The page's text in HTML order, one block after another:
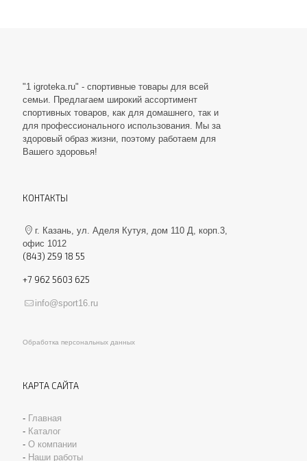
"1 igroteka.ru" - спортивные товары для всей
семьи. Предлагаем широкий ассортимент
спортивных товаров, как для домашнего, так и
для профессионального использования. Мы за
здоровый образ жизни, поэтому работаем для
Вашего здоровья!
КОНТАКТЫ
г. Казань, ул. Аделя Кутуя, дом 110 Д, корп.3,
офис 1012
(843) 259 18 55
+7 962 5603 625
info@sport16.ru
Обработка персональных данных
КАРТА САЙТА
- Главная
- Каталог
- О компании
- Наши работы